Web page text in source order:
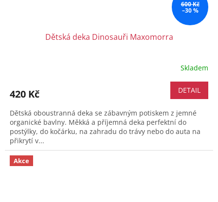
600 Kč
–30 %
Dětská deka Dinosauři Maxomorra
Skladem
420 Kč DETAIL
Dětská oboustranná deka se zábavným potiskem z jemné
organické bavlny. Měkká a příjemná deka perfektní do
postýlky, do kočárku, na zahradu do trávy nebo do auta na
přikrytí v...
Akce